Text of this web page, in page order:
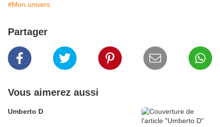
#Mon univers
Partager
Vous aimerez aussi
Umberto D